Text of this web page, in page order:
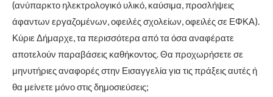
(ανύπαρκτο ηλεκτρολογικό υλικό, καύσιμα, προσλήψεις
άφαντων εργαζομένων, οφειλές σχολείων, οφειλές σε ΕΦΚΑ).
Κύριε Δήμαρχε, τα περισσότερα από τα όσα αναφέρατε
αποτελούν παραβάσεις καθήκοντος. Θα προχωρήσετε σε
μηνυτήριες αναφορές στην Εισαγγελία για τις πράξεις αυτές ή
θα μείνετε μόνο στις δημοσιεύσεις;